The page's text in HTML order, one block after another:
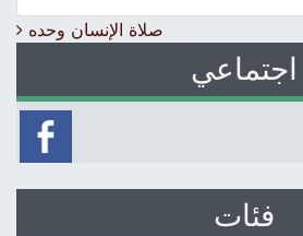
Post صلاة الإنسان وحده
اجتماعي
فئات